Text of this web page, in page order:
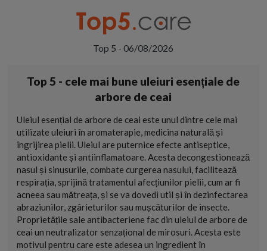
Top 5 - 06/08/2026
Top 5 - cele mai bune uleiuri esențiale de
arbore de ceai
Uleiul esențial de arbore de ceai este unul dintre cele mai
utilizate uleiuri în aromaterapie, medicina naturală și
îngrijirea pielii. Uleiul are puternice efecte antiseptice,
antioxidante și antiinflamatoare. Acesta decongestionează
nasul și sinusurile, combate curgerea nasului, facilitează
respirația, sprijină tratamentul afecțiunilor pielii, cum ar fi
acneea sau mătreața, și se va dovedi util și în dezinfectarea
abraziunilor, zgârieturilor sau mușcăturilor de insecte.
Proprietățile sale antibacteriene fac din uleiul de arbore de
ceai un neutralizator senzațional de mirosuri. Acesta este
motivul pentru care este adesea un ingredient în